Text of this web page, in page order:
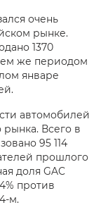
очень
рынке.
1370
же периодом
январе
автомобилей
рынка. Всего в
95 114
прошлого
доля GAC
против